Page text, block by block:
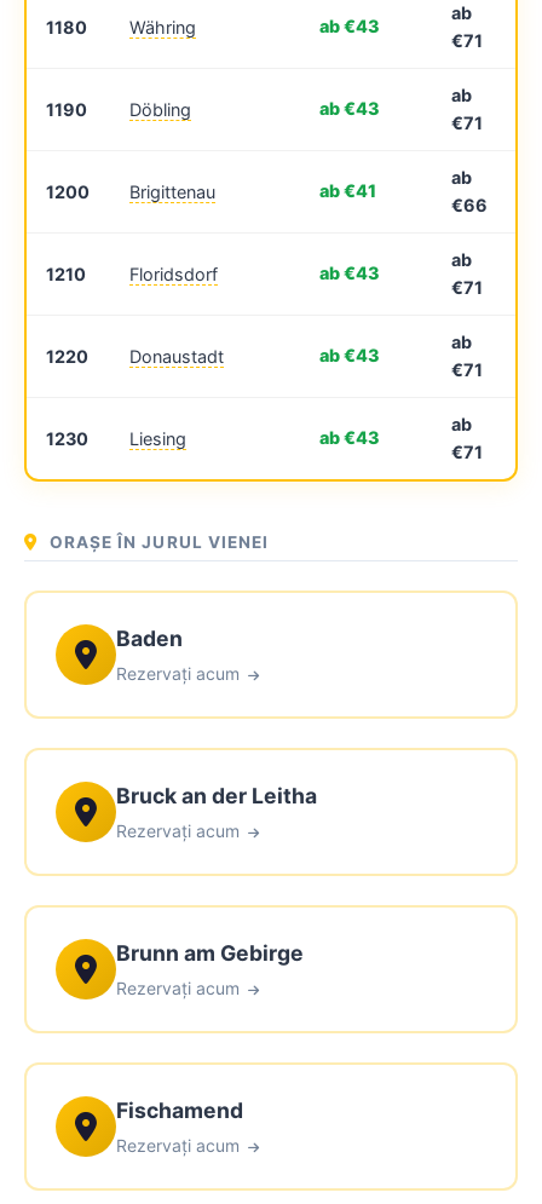
1180 Währing ab €43
ab
€71
1190 Döbling ab €43
ab
€71
1200 Brigittenau ab €41
ab
€66
1210 Floridsdorf ab €43
ab
€71
1220 Donaustadt ab €43
ab
€71
1230 Liesing ab €43
ab
€71
ORAȘE ÎN JURUL VIENEI
Baden
Rezervați acum
Bruck an der Leitha
Rezervați acum
Brunn am Gebirge
Rezervați acum
Fischamend
Rezervați acum